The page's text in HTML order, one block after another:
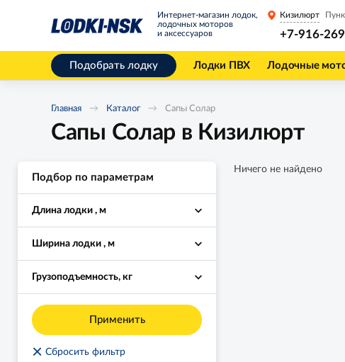
Интернет-магазин лодок,
лодочных моторов
и аксессуаров
Кизилюрт
+7-916-
Подобрать лодку Лодки ПВХ Лодочные
Главная Каталог Сапы Солар
Сапы Солар в Кизилюрт
Подбор по параметрам
Длина лодки , м
Ширина лодки , м
Грузоподъемность, кг
Применить
× Сбросить фильтр
Ничего не найдено